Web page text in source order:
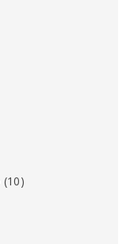
(10)